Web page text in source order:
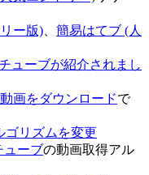
ー版)
簡易はてブ (人
ューブが紹介されまし
画をダウンロードで
ゴリズムを変更
ューブの動画取得アル